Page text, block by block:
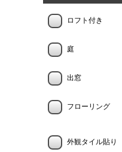
ロフト付き
庭
出窓
フローリング
外観タイル貼り